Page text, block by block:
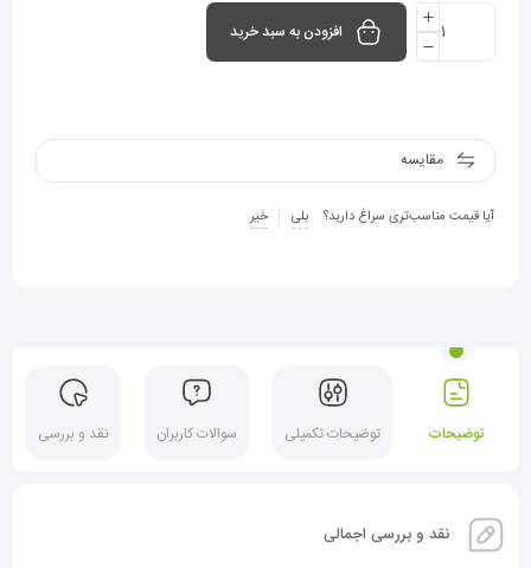
افزودن به سبد خرید
مقایسه
آیا قیمت مناسب‌تری سراغ دارید؟ بلی خیر
توضیحات توضیحات تکمیلی سوالات کاربران نقد و بررسی
نقد و بررسی اجمالی